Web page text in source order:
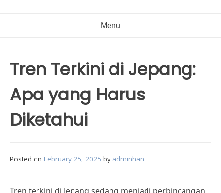
Menu
Tren Terkini di Jepang:
Apa yang Harus
Diketahui
Posted on February 25, 2025 by adminhan
Tren terkini di Jepang sedang menjadi perbincangan